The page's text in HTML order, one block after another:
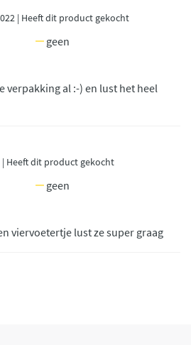
| Heeft dit product gekocht
geen
verpakking al :-) en lust het heel
Heeft dit product gekocht
geen
viervoetertje lust ze super graag